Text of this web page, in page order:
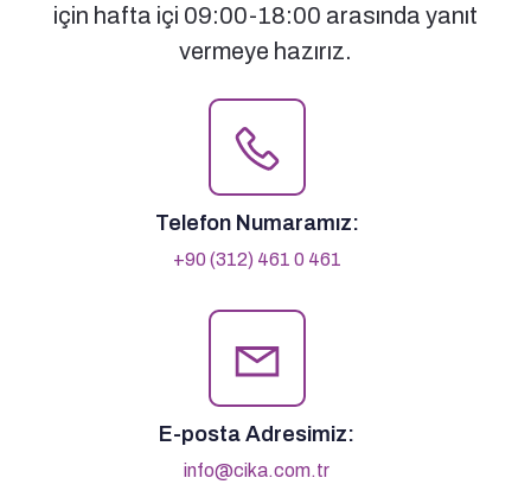
için hafta içi 09:00-18:00 arasında yanıt
vermeye hazırız.
Telefon Numaramız:
+90 (312) 461 0 461
E-posta Adresimiz:
info@cika.com.tr